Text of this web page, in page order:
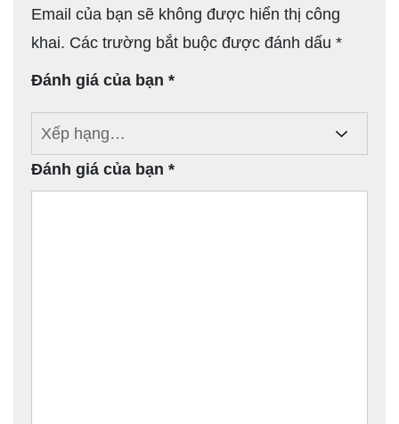
Email của bạn sẽ không được hiển thị công
khai. Các trường bắt buộc được đánh dấu *
Đánh giá của bạn *
Đánh giá của bạn *